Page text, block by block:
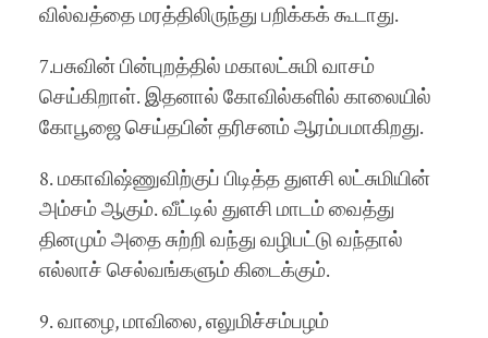
வில்வத்தை மரத்திலிருந்து பறிக்கக் கூடாது.
7.பசுவின் பின்புறத்தில் மகாலட்சுமி வாசம்
செய்கிறாள். இதனால் கோவில்களில் காலையில்
கோபூஜை செய்தபின் தரிசனம் ஆரம்பமாகிறது.
8. மகாவிஷ்ணுவிற்குப் பிடித்த துளசி லட்சுமியின்
அம்சம் ஆகும். வீட்டில் துளசி மாடம் வைத்து
தினமும் அதை சுற்றி வந்து வழிபட்டு வந்தால்
எல்லாச் செல்வங்களும் கிடைக்கும்.
9. வாழை, மாவிலை, எலுமிச்சம்பழம்